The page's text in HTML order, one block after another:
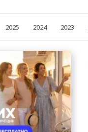
2025 2024 2023